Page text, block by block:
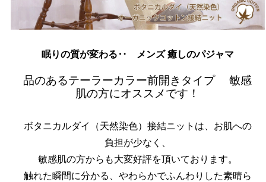
眠りの質が変わる‥ メンズ 癒しのパジャマ
品のあるテーラーカラー前開きタイプ 敏感
肌の方にオススメです！
ボタニカルダイ（天然染色）接結ニットは、お肌への
負担が少なく、
敏感肌の方からも大変好評を頂いております。
触れた瞬間に分かる、やわらかでふんわりした素晴ら